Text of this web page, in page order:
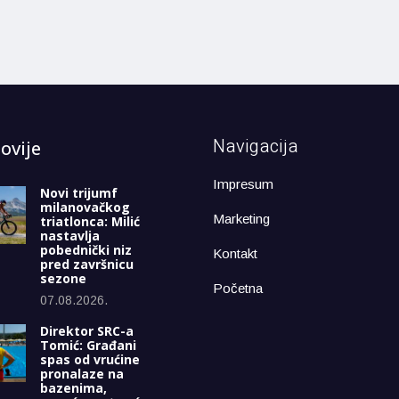
Novi trijumf
milanovačkog
triatlonca: Milić
nastavlja
pobednički niz
pred završnicu
sezone
07.08.2026.
Direktor SRC-a
Tomić: Građani
spas od vrućine
pronalaze na
bazenima,
Navigacija
Impresum
Marketing
Kontakt
Početna